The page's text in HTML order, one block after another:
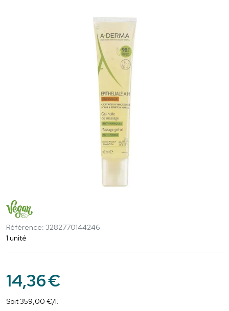
Référence: 3282770144246
1 unité
14,36€
Soit359,00 €/l.